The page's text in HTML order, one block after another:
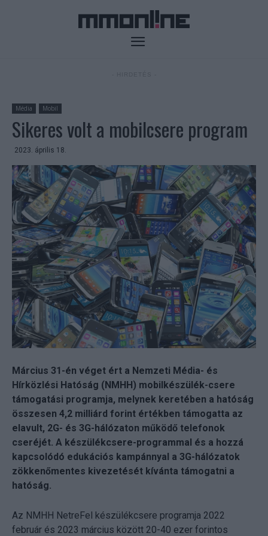
Média Mobil
Sikeres volt a mobilcsere program
2023. április 18.
Március 31-én véget ért a Nemzeti Média- és
Hírközlési Hatóság (NMHH) mobilkészülék-csere
támogatási programja, melynek keretében a hatóság
összesen 4,2 milliárd forint értékben támogatta az
elavult, 2G- és 3G-hálózaton működő telefonok
cseréjét. A készülékcsere-programmal és a hozzá
kapcsolódó edukációs kampánnyal a 3G-hálózatok
zökkenőmentes kivezetését kívánta támogatni a
hatóság.
Az NMHH NetreFel készülékcsere programja 2022
február és 2023 március között 20-40 ezer forintos